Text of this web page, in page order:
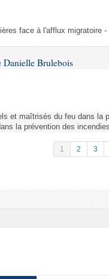
face à l'afflux migratoire
Danielle Brulebois
et maîtrisés du feu dans la
la prévention des
1 2 3